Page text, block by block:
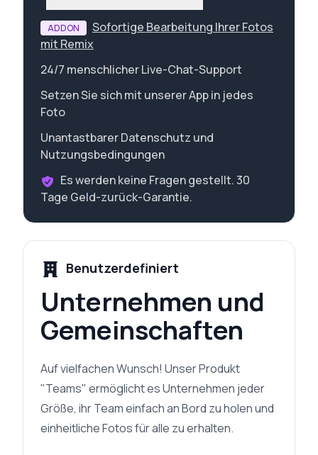
ADDON
Sofortige Bearbeitung Ihrer Fotos
mit Remix
24/7 menschlicher Live-Chat-Support
Setzen Sie sich mit unserer App in jedes
Foto
Unantastbarer Datenschutz und
Nutzungsbedingungen
Es werden keine Fragen gestellt. 30
Tage Geld-zurück-Garantie.
Benutzerdefiniert
Unternehmen und
Gemeinschaften
Auf vielfachen Wunsch! Unser Produkt
"Teams" ermöglicht es Unternehmen jeder
Größe, ihr Team einfach an Bord zu holen und
einheitliche Fotos für alle zu erhalten.